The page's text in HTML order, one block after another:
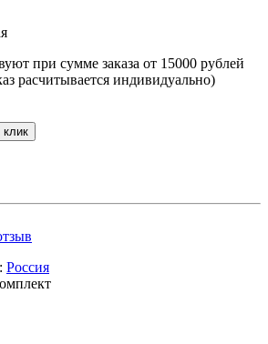
при сумме заказа от 15000 рублей
расчитывается индивидуально)
клик
Россия